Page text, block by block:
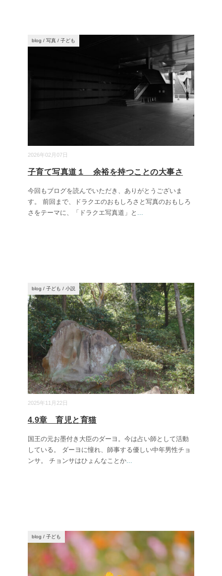
2026年02月07日
blog / 写真 / 子ども
子育て写真道１ 余裕を持つことの大事さ
今回もブログを読んでいただき、ありがとうございま
す。 前回まで、ドラクエのおもしろさと写真のおもしろ
さをテーマに、「ドラクエ写真道」と ...
2025年11月22日
blog / 子ども / 小説
4.9章 育児と育猫
国王の元お墨付き大臣のダーヨ。今は占い師として活動
している。 ダーヨに憧れ、師事する優しい中年男性チョ
ンサ。 チョンサはひょんなことか...
blog / 子ども